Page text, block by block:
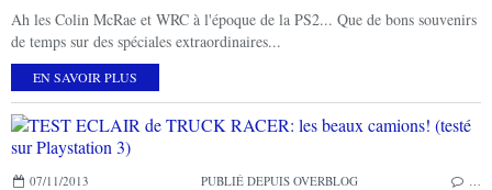
Ah les Colin McRae et WRC à l'époque de la PS2... Que de bons souvenirs
de temps sur des spéciales extraordinaires...
EN SAVOIR PLUS
07/11/2013 PUBLIÉ DEPUIS OVERBLOG …